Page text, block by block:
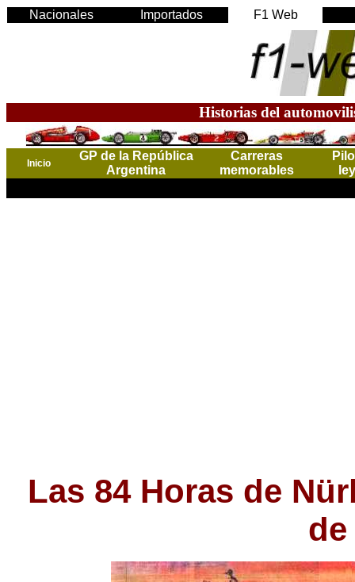
Nacionales Importados F1 Web
Historias del
Inicio
GP de la República
Argentina
Carreras
memorables
Las 84 Horas de